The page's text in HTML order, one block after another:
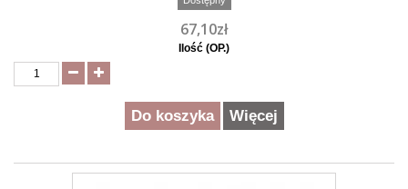
67,10zł
Ilość (OP.)
Do koszyka Więcej